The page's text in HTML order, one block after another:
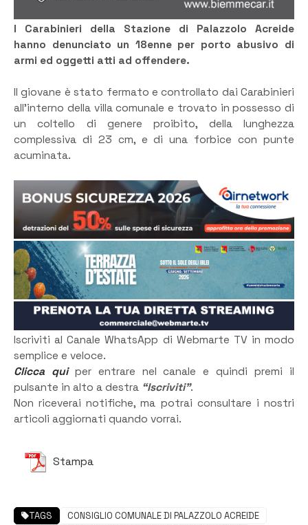
I Carabinieri della Stazione di Palazzolo Acreide
hanno denunciato un 18enne per porto abusivo di
armi ed oggetti atti ad offendere.
Il giovane è stato fermato e controllato dai Carabinieri
all’interno della villa comunale e trovato in possesso di
un coltello di genere proibito, della lunghezza
complessiva di 23 cm, e di una forbice con punte
acuminata.
Iscriviti al Canale WhatsApp di Webmarte TV in modo
semplice e veloce.
Clicca quiper entrare nel canale e quindi premi il
pulsante in alto a destra “Iscriviti”.
Non riceverai notifiche, ma potrai consultare i nostri
articoli aggiornati quando vorrai.
Stampa
TAGS
CONSIGLIO COMUNALE DI PALAZZOLO ACREIDE